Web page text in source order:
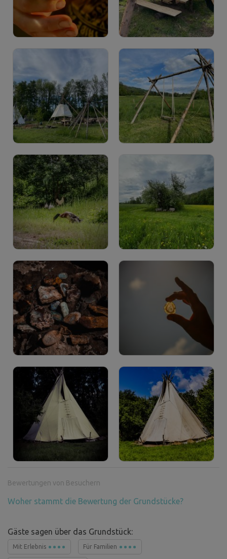
Bewertungen von Besuchern
Woher stammt die Bewertung der Grundstücke?
Gäste sagen über das Grundstück:
Mit Erlebnis Für Familien